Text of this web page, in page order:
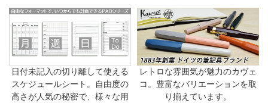
日付未記入の切り離して使える
スケジュールシート。自由度の
高さが人気の秘密で、様々な用
レトロな雰囲気が魅力のカヴェ
コ。豊富なバリエーションを取
り揃えています。